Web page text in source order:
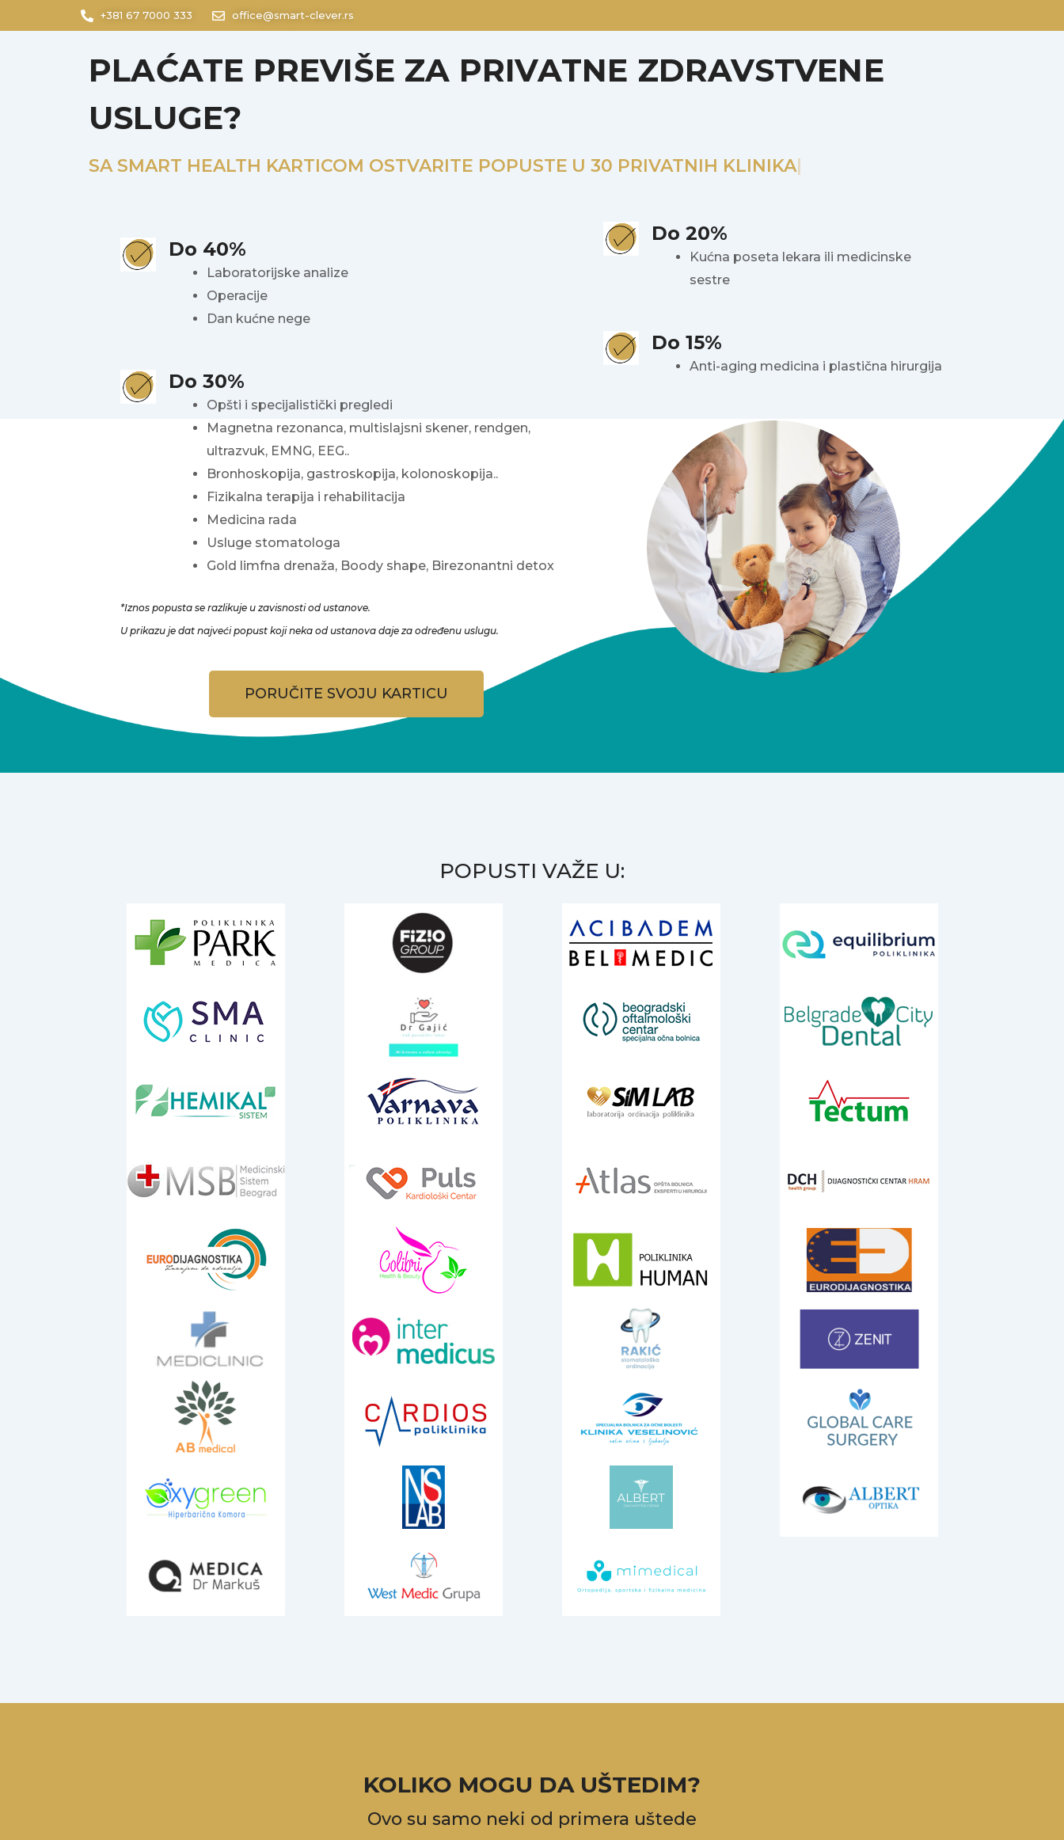
+381 67 7000 333 office@smart-clever.rs
PLAĆATE PREVIŠE ZA PRIVATNE ZDRAVSTVENE
USLUGE?
SA SMART HEALTH KARTICOM OSTVARITE POPUSTE U 30 PRIVATNIH KLINIKA
Do 40%
Laboratorijske analize
Operacije
Dan kućne nege
Do 30%
Opšti i specijalistički pregledi
Magnetna rezonanca, multislajsni skener, rendgen,
ultrazvuk, EMNG, EEG..
Bronhoskopija, gastroskopija, kolonoskopija..
Fizikalna terapija i rehabilitacija
Medicina rada
Usluge stomatologa
Gold limfna drenaža, Boody shape, Birezonantni detox
*Iznos popusta se razlikuje u zavisnosti od ustanove.
U prikazu je dat najveći popust koji neka od ustanova daje za određenu uslugu.
PORUČITE SVOJU KARTICU
Do 20%
Kućna poseta lekara ili medicinske
sestre
Do 15%
Anti-aging medicina i plastična hirurgija
POPUSTI VAŽE U:
KOLIKO MOGU DA UŠTEDIM?
Ovo su samo neki od primera uštede